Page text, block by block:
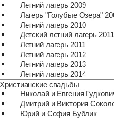
Летний лагерь 2009
Лагерь "Голубые Озера"
Летний лагерь 2010
Детский летний лагерь 2011
Летний лагерь 2011
Летний лагерь 2012
Летний лагерь 2013
Летний лагерь 2014
Христианские свадьбы
Николай и Евгения
Дмитрий и Виктория
Юрий и София Бублик